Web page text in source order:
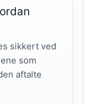
sikkert ved
som
aftalte